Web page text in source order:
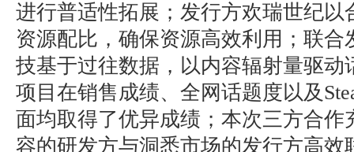
进行普适性拓展；发行方欢瑞世纪以
资源配比，确保资源高效利用；联合
技基于过往数据，以内容辐射量驱动
项目在销售成绩、全网话题度以及
面均取得了优异成绩；本次三方合作
容的研发方与洞悉市场的发行方高效